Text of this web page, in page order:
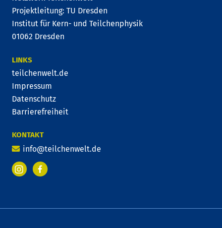
Projektleitung: TU Dresden
Institut für Kern- und Teilchenphysik
01062 Dresden
LINKS
teilchenwelt.de
Impressum
Datenschutz
Barrierefreiheit
KONTAKT
info@teilchenwelt.de
Instagram
Facebook